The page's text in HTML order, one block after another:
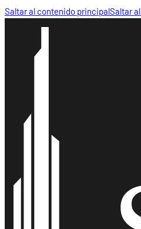
Saltar al contenido principalSaltar